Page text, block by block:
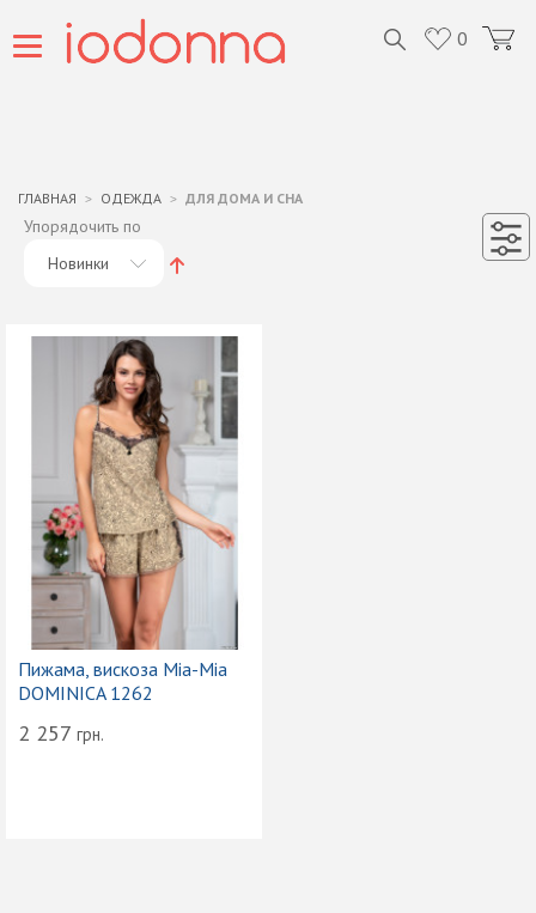
0
ГЛАВНАЯ ОДЕЖДА ДЛЯ ДОМА И СНА
Упорядочить по
Новинки
Пижама, вискоза Mia-Mia
DOMINICA 1262
2 257 грн.